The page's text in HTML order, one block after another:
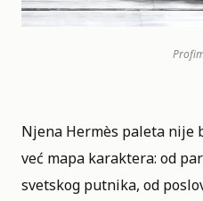
Njena Hermès paleta nije
već mapa karaktera: od
svetskog putnika, od